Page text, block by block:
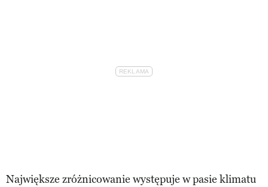
Największe zróżnicowanie występuje w pasie klimatu